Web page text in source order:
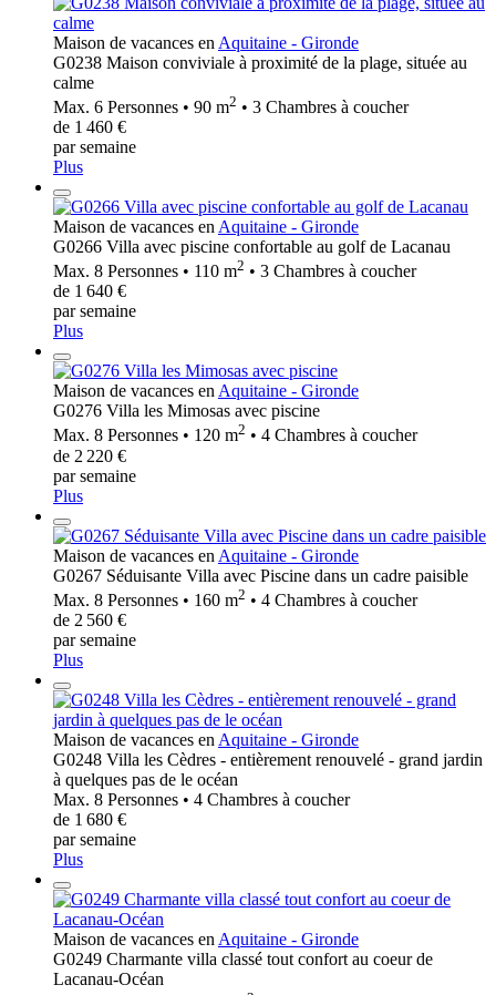
Maison de vacances en Aquitaine - Gironde
G0238 Maison conviviale à proximité de la plage, située au
calme
Max. 6 Personnes • 90 m2 • 3 Chambres à coucher
de 1 460 €
par semaine
Plus
Maison de vacances en Aquitaine - Gironde
G0266 Villa avec piscine confortable au golf de Lacanau
Max. 8 Personnes • 110 m2 • 3 Chambres à coucher
de 1 640 €
par semaine
Plus
Maison de vacances en Aquitaine - Gironde
G0276 Villa les Mimosas avec piscine
Max. 8 Personnes • 120 m2 • 4 Chambres à coucher
de 2 220 €
par semaine
Plus
Maison de vacances en Aquitaine - Gironde
G0267 Séduisante Villa avec Piscine dans un cadre paisible
Max. 8 Personnes • 160 m2 • 4 Chambres à coucher
de 2 560 €
par semaine
Plus
Maison de vacances en Aquitaine - Gironde
G0248 Villa les Cèdres - entièrement renouvelé - grand jardin
à quelques pas de le océan
Max. 8 Personnes • 4 Chambres à coucher
de 1 680 €
par semaine
Plus
Maison de vacances en Aquitaine - Gironde
G0249 Charmante villa classé tout confort au coeur de
Lacanau-Océan